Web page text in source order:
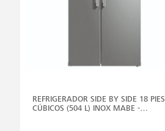
REFRIGERADOR SIDE BY SIDE 18 PIES
CÚBICOS (504 L) INOX MABE -